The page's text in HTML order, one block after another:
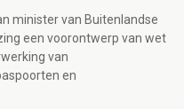
minister van Buitenlandse
een voorontwerp van wet
van
en